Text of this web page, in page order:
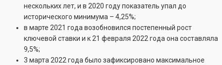
нескольких лет, и в 2020 году показатель упал до
исторического минимума – 4,25%;
в марте 2021 года возобновился постепенный рост
ключевой ставки и к 21 февраля 2022 года она составляла
9,5%;
3 марта 2022 года было зафиксировано максимальное